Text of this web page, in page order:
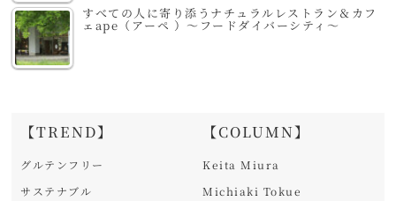
すべての人に寄り添うナチュラルレストラン＆カフ
ェape（アーペ ）～フードダイバーシティ～
【TREND】
グルテンフリー
サステナブル
【COLUMN】
Keita Miura
Michiaki Tokue